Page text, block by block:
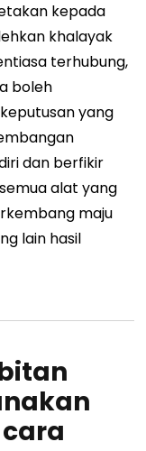
kepada
khalayak
terhubung,
boleh
yang
dan berfikir
alat yang
maju
lain hasil